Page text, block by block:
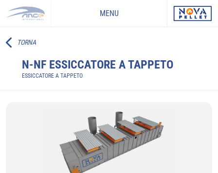
MENU
TORNA
N-NF ESSICCATORE A TAPPETO
ESSICCATORE A TAPPETO